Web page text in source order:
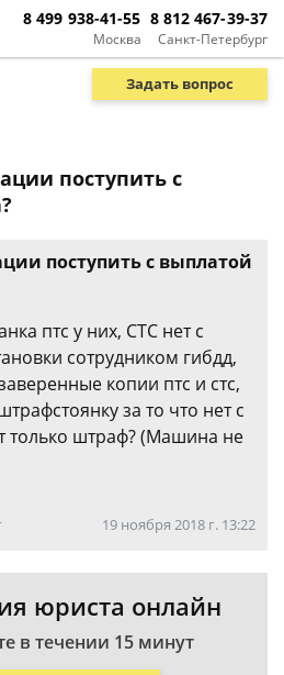
Москва
8 499 938-41-55
Санкт-Петербург
8 812 467-39-37
Задать вопрос
поступить с
поступить с выплатой
птс у них, СТС нет с
сотрудником гибдд,
копии птс и стс,
за то что нет с
только штраф? (Машина не
19 ноября 2018 г. 13:22
юриста онлайн
в течении 15 минут